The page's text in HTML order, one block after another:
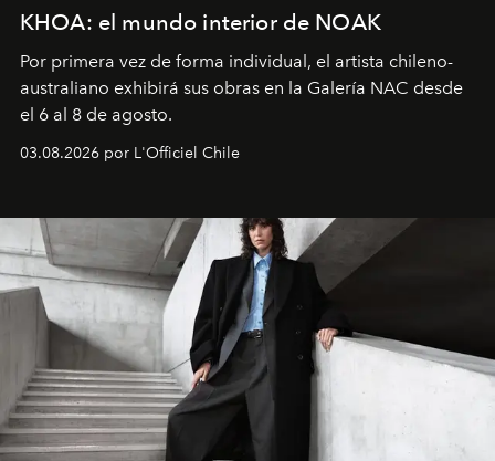
KHOA: el mundo interior de NOAK
Por primera vez de forma individual, el artista chileno-
australiano exhibirá sus obras en la Galería NAC desde
el 6 al 8 de agosto.
03.08.2026 por L'Officiel Chile